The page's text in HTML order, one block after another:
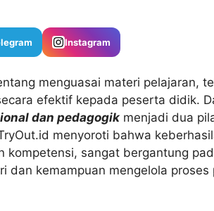
Instagram
menguasai materi pelajaran,
efektif kepada peserta didik.
dan pedagogik menjadi dua
menyoroti bahwa
kompetensi, sangat bergantung
dan kemampuan mengelola proses